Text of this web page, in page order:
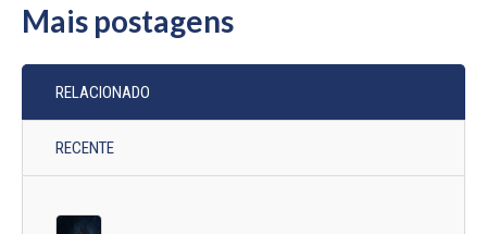
Mais postagens
RELACIONADO
RECENTE